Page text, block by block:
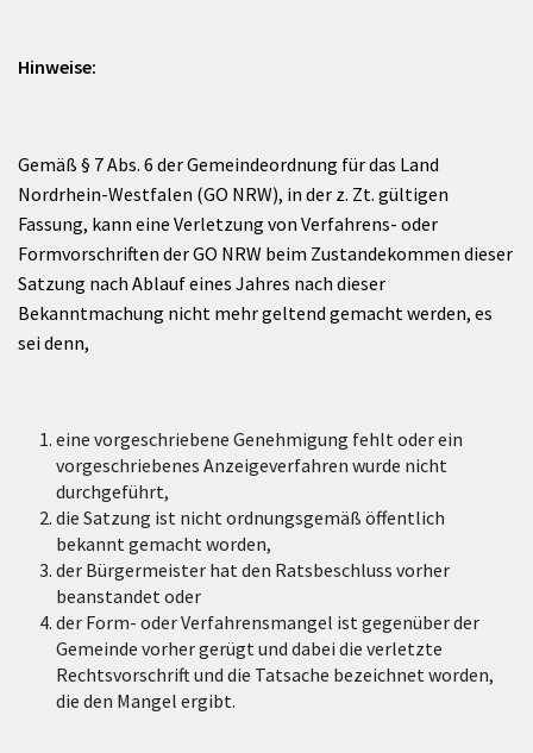
Hinweise:
Gemäß § 7 Abs. 6 der Gemeindeordnung für das Land
Nordrhein-Westfalen (GO NRW), in der z. Zt. gültigen
Fassung, kann eine Verletzung von Verfahrens- oder
Formvorschriften der GO NRW beim Zustandekommen dieser
Satzung nach Ablauf eines Jahres nach dieser
Bekanntmachung nicht mehr geltend gemacht werden, es
sei denn,
eine vorgeschriebene Genehmigung fehlt oder ein
vorgeschriebenes Anzeigeverfahren wurde nicht
durchgeführt,
die Satzung ist nicht ordnungsgemäß öffentlich
bekannt gemacht worden,
der Bürgermeister hat den Ratsbeschluss vorher
beanstandet oder
der Form- oder Verfahrensmangel ist gegenüber der
Gemeinde vorher gerügt und dabei die verletzte
Rechtsvorschrift und die Tatsache bezeichnet worden,
die den Mangel ergibt.